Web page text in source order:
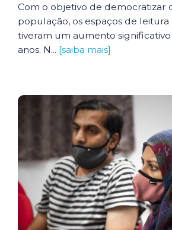
Com o objetivo de democratizar
população, os espaços de
tiveram um aumento
anos. N... [saiba mais]